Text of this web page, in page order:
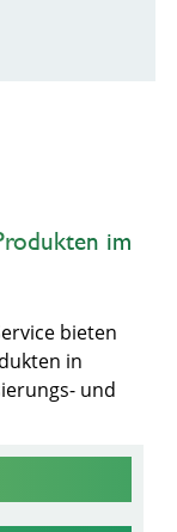
im
bieten
in
und